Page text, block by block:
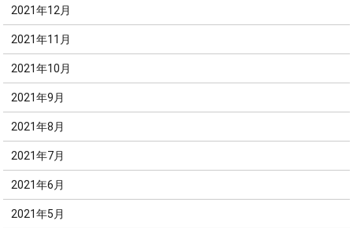
2021年12月
2021年11月
2021年10月
2021年9月
2021年8月
2021年7月
2021年6月
2021年5月